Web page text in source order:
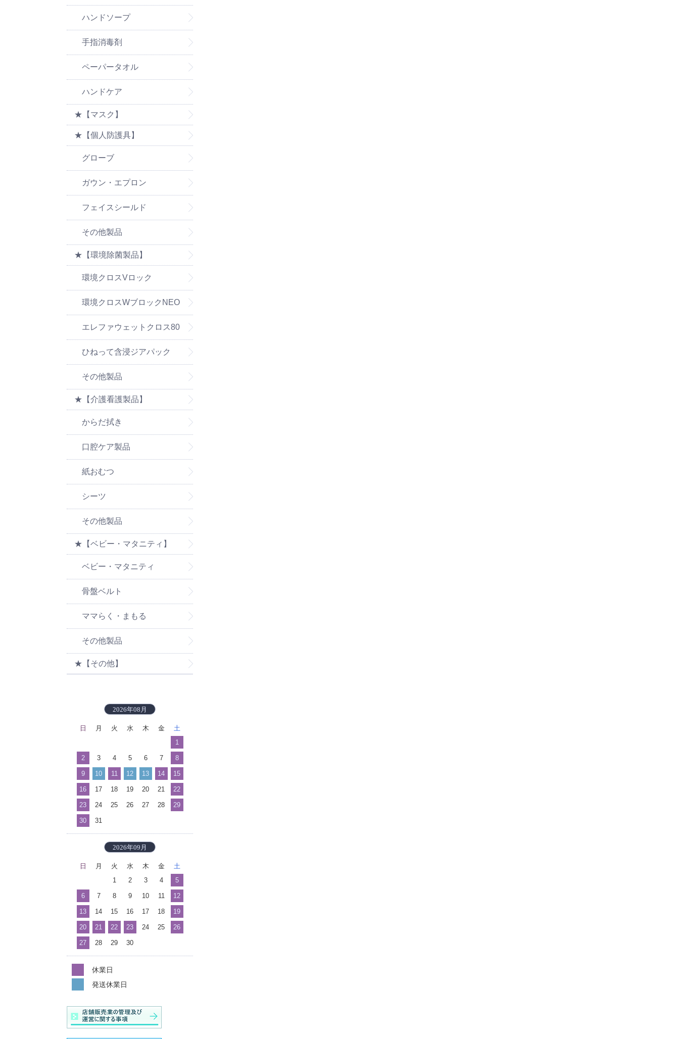
ハンドソープ
手指消毒剤
ペーパータオル
ハンドケア
★【マスク】
★【個人防護具】
グローブ
ガウン・エプロン
フェイスシールド
その他製品
★【環境除菌製品】
環境クロスVロック
環境クロスWブロックNEO
エレファウェットクロス80
ひねって含浸ジアパック
その他製品
★【介護看護製品】
からだ拭き
口腔ケア製品
紙おむつ
シーツ
その他製品
★【ベビー・マタニティ】
ベビー・マタニティ
骨盤ベルト
ママらく・まもる
その他製品
★【その他】
2026年08月
日 月 火 水 木 金
土
1
2 3 4 5 6 7 8
9 10 11 12 13 14 15
16 17 18 19 20 21 22
23 24 25 26 27 28 29
30 31
2026年09月
日 月 火 水 木 金
土
1
2 3 4 5
6 7 8 9 10 11 12
13 14 15 16 17 18 19
20 21 22 23 24 25 26
27 28 29 30
休業日
発送休業日